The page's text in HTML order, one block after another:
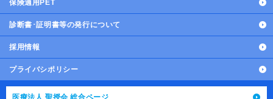
保険適用PET
診断書･証明書等の発行について
採用情報
プライバシポリシー
医療法人 聖授会 総合ページ